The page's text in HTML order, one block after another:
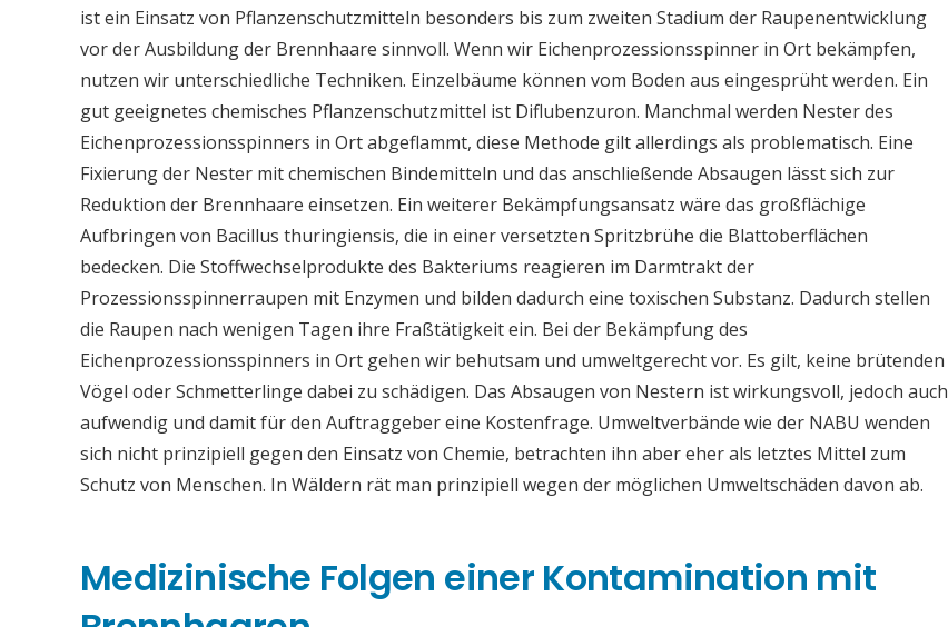
ist ein Einsatz von Pflanzenschutzmitteln besonders bis zum zweiten Stadium der Raupenentwicklung
vor der Ausbildung der Brennhaare sinnvoll. Wenn wir Eichenprozessionsspinner in Ort bekämpfen,
nutzen wir unterschiedliche Techniken. Einzelbäume können vom Boden aus eingesprüht werden. Ein
gut geeignetes chemisches Pflanzenschutzmittel ist Diflubenzuron. Manchmal werden Nester des
Eichenprozessionsspinners in Ort abgeflammt, diese Methode gilt allerdings als problematisch. Eine
Fixierung der Nester mit chemischen Bindemitteln und das anschließende Absaugen lässt sich zur
Reduktion der Brennhaare einsetzen. Ein weiterer Bekämpfungsansatz wäre das großflächige
Aufbringen von Bacillus thuringiensis, die in einer versetzten Spritzbrühe die Blattoberflächen
bedecken. Die Stoffwechselprodukte des Bakteriums reagieren im Darmtrakt der
Prozessionsspinnerraupen mit Enzymen und bilden dadurch eine toxischen Substanz. Dadurch stellen
die Raupen nach wenigen Tagen ihre Fraßtätigkeit ein. Bei der Bekämpfung des
Eichenprozessionsspinners in Ort gehen wir behutsam und umweltgerecht vor. Es gilt, keine brütenden
Vögel oder Schmetterlinge dabei zu schädigen. Das Absaugen von Nestern ist wirkungsvoll, jedoch auch
aufwendig und damit für den Auftraggeber eine Kostenfrage. Umweltverbände wie der NABU wenden
sich nicht prinzipiell gegen den Einsatz von Chemie, betrachten ihn aber eher als letztes Mittel zum
Schutz von Menschen. In Wäldern rät man prinzipiell wegen der möglichen Umweltschäden davon ab.
Medizinische Folgen einer Kontamination mit